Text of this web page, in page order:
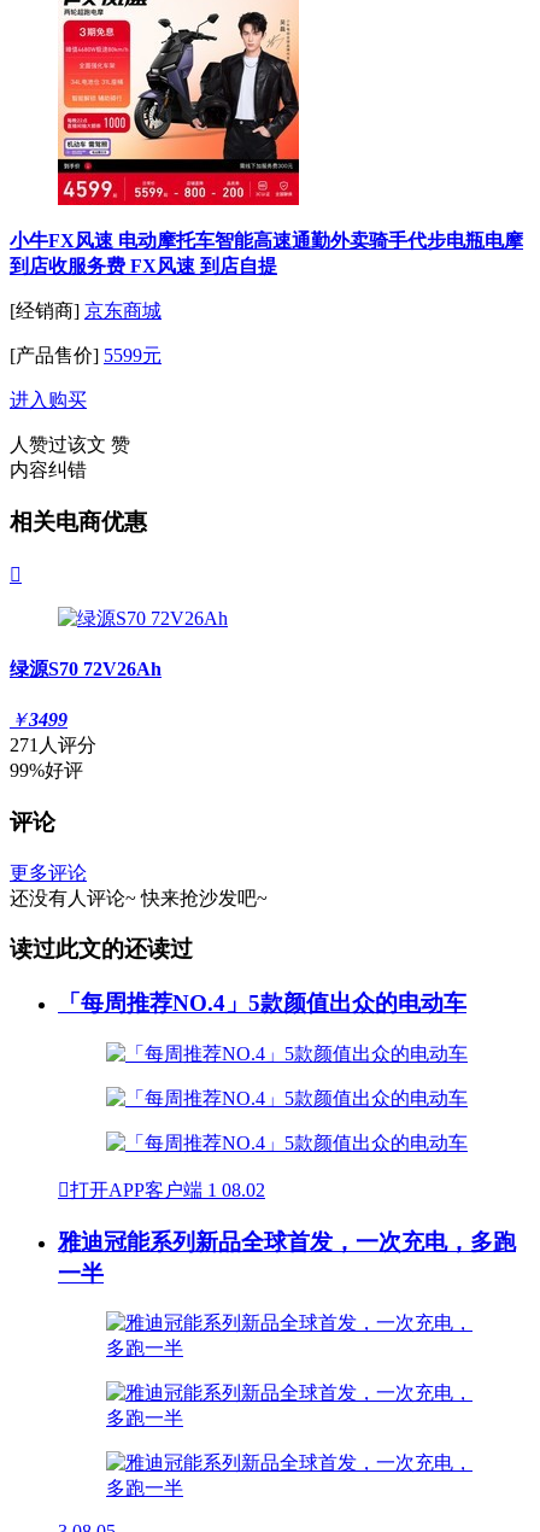
小牛FX风速 电动摩托车智能高速通勤外卖骑手代步电瓶电摩
到店收服务费 FX风速 到店自提
[经销商] 京东商城
[产品售价] 5599元
进入购买
人赞过该文 赞
内容纠错
相关电商优惠

绿源S70 72V26Ah
￥3499
271人评分
99%好评
评论
更多评论
还没有人评论~ 快来抢沙发吧~
读过此文的还读过
「每周推荐NO.4」5款颜值出众的电动车
打开APP客户端 1 08.02
雅迪冠能系列新品全球首发，一次充电，多跑
一半